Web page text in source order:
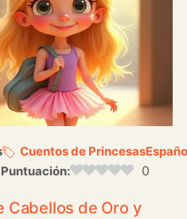
Cuentos de Princesas
Puntuación: 0
Cabellos de Oro y